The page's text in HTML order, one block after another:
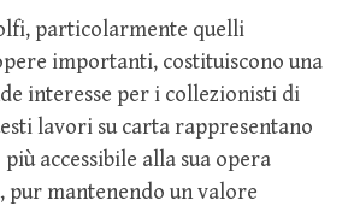
particolarmente quelli
importanti, costituiscono una
interesse per i collezionisti di
lavori su carta rappresentano
più accessibile alla sua opera
mantenendo un valore